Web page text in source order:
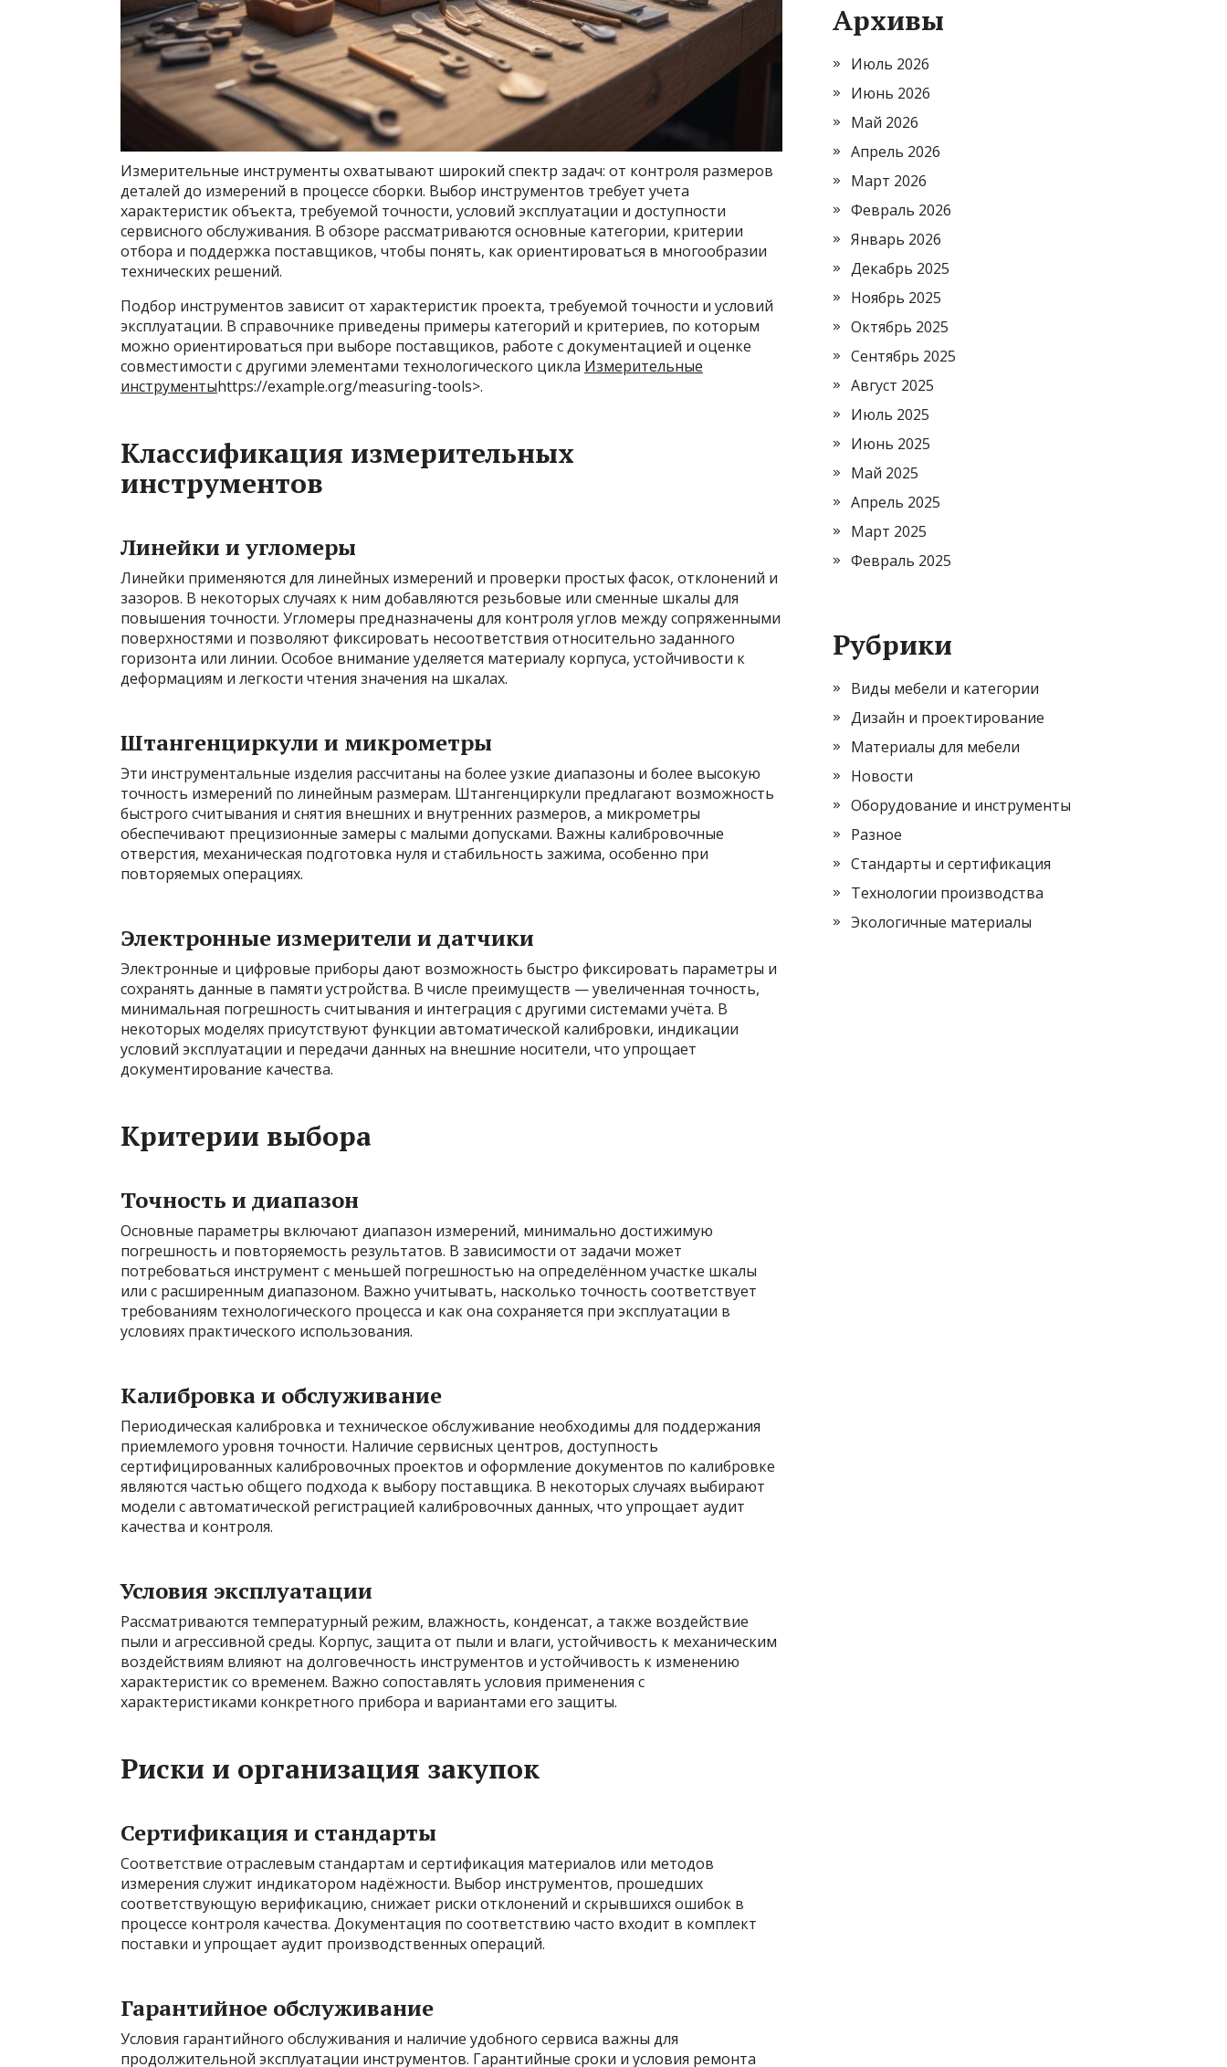
Измерительные инструменты охватывают широкий спектр задач: от контроля размеров
деталей до измерений в процессе сборки. Выбор инструментов требует учета
характеристик объекта, требуемой точности, условий эксплуатации и доступности
сервисного обслуживания. В обзоре рассматриваются основные категории, критерии
отбора и поддержка поставщиков, чтобы понять, как ориентироваться в многообразии
технических решений.
Подбор инструментов зависит от характеристик проекта, требуемой точности и условий
эксплуатации. В справочнике приведены примеры категорий и критериев, по которым
можно ориентироваться при выборе поставщиков, работе с документацией и оценке
совместимости с другими элементами технологического цикла Измерительные
инструментыhttps://example.org/measuring-tools>.
Классификация измерительных
инструментов
Линейки и угломеры
Линейки применяются для линейных измерений и проверки простых фасок, отклонений и
зазоров. В некоторых случаях к ним добавляются резьбовые или сменные шкалы для
повышения точности. Угломеры предназначены для контроля углов между сопряженными
поверхностями и позволяют фиксировать несоответствия относительно заданного
горизонта или линии. Особое внимание уделяется материалу корпуса, устойчивости к
деформациям и легкости чтения значения на шкалах.
Штангенциркули и микрометры
Эти инструментальные изделия рассчитаны на более узкие диапазоны и более высокую
точность измерений по линейным размерам. Штангенциркули предлагают возможность
быстрого считывания и снятия внешних и внутренних размеров, а микрометры
обеспечивают прецизионные замеры с малыми допусками. Важны калибровочные
отверстия, механическая подготовка нуля и стабильность зажима, особенно при
повторяемых операциях.
Электронные измерители и датчики
Электронные и цифровые приборы дают возможность быстро фиксировать параметры и
сохранять данные в памяти устройства. В числе преимуществ — увеличенная точность,
минимальная погрешность считывания и интеграция с другими системами учёта. В
некоторых моделях присутствуют функции автоматической калибровки, индикации
условий эксплуатации и передачи данных на внешние носители, что упрощает
документирование качества.
Критерии выбора
Точность и диапазон
Основные параметры включают диапазон измерений, минимально достижимую
погрешность и повторяемость результатов. В зависимости от задачи может
потребоваться инструмент с меньшей погрешностью на определённом участке шкалы
или с расширенным диапазоном. Важно учитывать, насколько точность соответствует
требованиям технологического процесса и как она сохраняется при эксплуатации в
условиях практического использования.
Калибровка и обслуживание
Периодическая калибровка и техническое обслуживание необходимы для поддержания
приемлемого уровня точности. Наличие сервисных центров, доступность
сертифицированных калибровочных проектов и оформление документов по калибровке
являются частью общего подхода к выбору поставщика. В некоторых случаях выбирают
модели с автоматической регистрацией калибровочных данных, что упрощает аудит
качества и контроля.
Условия эксплуатации
Рассматриваются температурный режим, влажность, конденсат, а также воздействие
пыли и агрессивной среды. Корпус, защита от пыли и влаги, устойчивость к механическим
воздействиям влияют на долговечность инструментов и устойчивость к изменению
характеристик со временем. Важно сопоставлять условия применения с
характеристиками конкретного прибора и вариантами его защиты.
Риски и организация закупок
Сертификация и стандарты
Соответствие отраслевым стандартам и сертификация материалов или методов
измерения служит индикатором надёжности. Выбор инструментов, прошедших
соответствующую верификацию, снижает риски отклонений и скрывшихся ошибок в
процессе контроля качества. Документация по соответствию часто входит в комплект
поставки и упрощает аудит производственных операций.
Гарантийное обслуживание
Условия гарантийного обслуживания и наличие удобного сервиса важны для
продолжительной эксплуатации инструментов. Гарантийные сроки и условия ремонта
Архивы
Июль 2026
Июнь 2026
Май 2026
Апрель 2026
Март 2026
Февраль 2026
Январь 2026
Декабрь 2025
Ноябрь 2025
Октябрь 2025
Сентябрь 2025
Август 2025
Июль 2025
Июнь 2025
Май 2025
Апрель 2025
Март 2025
Февраль 2025
Рубрики
Виды мебели и категории
Дизайн и проектирование
Материалы для мебели
Новости
Оборудование и инструменты
Разное
Стандарты и сертификация
Технологии производства
Экологичные материалы